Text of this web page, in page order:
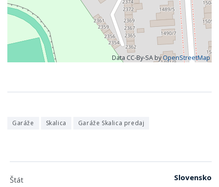
Data CC-By-SA by OpenStreetMap
Garáže Skalica Garáže Skalica predaj
Štát Slovensko